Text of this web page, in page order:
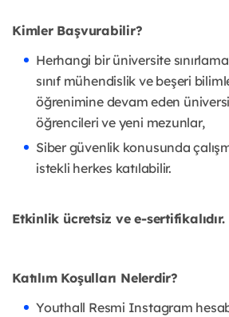
Kimler Başvurabilir?
Herhangi bir üniversite
sınıf mühendislik ve beşeri
öğrenimine devam eden
öğrencileri ve yeni mezunlar,
Siber güvenlik konusunda
istekli herkes katılabilir.
Etkinlik ücretsiz ve e-sertifikalıdır.
Katılım Koşulları Nelerdir?
Youthall Resmi Instagram